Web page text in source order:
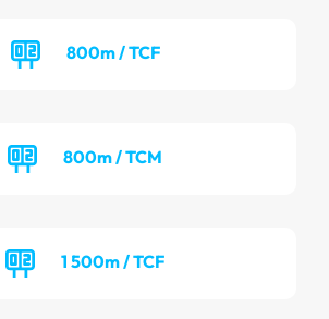
800m / TCF
800m / TCM
1 500m / TCF